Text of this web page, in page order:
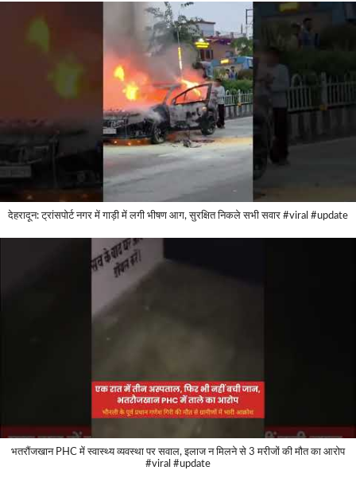
देहरादून: ट्रांसपोर्ट नगर में गाड़ी में लगी भीषण आग, सुरक्षित निकले सभी सवार #viral #update
भतरौंजखान PHC में स्वास्थ्य व्यवस्था पर सवाल, इलाज न मिलने से 3 मरीजों की मौत का आरोप
#viral #update